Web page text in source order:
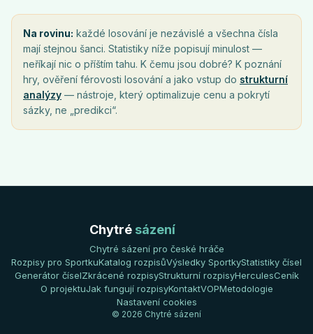
Na rovinu: každé losování je nezávislé a všechna čísla
mají stejnou šanci. Statistiky níže popisují minulost —
neříkají nic o příštím tahu. K čemu jsou dobré? K poznání
hry, ověření férovosti losování a jako vstup do strukturní
analýzy — nástroje, který optimalizuje cenu a pokrytí
sázky, ne „predikci“.
Chytré sázení
Chytré sázení pro české hráče
Rozpisy pro SportkuKatalog rozpisůVýsledky SportkyStatistiky čísel
Generátor číselZkrácené rozpisyStrukturní rozpisyHerculesCeník
O projektuJak fungují rozpisyKontaktVOPMetodologie
Nastavení cookies
© 2026 Chytré sázení